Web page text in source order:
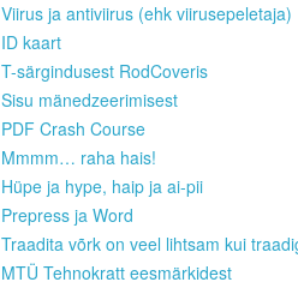
Viirus ja antiviirus (ehk viirusepeletaja)
ID kaart
T-särgindusest RodCoveris
Sisu mänedzeerimisest
PDF Crash Course
Mmmm… raha hais!
Hüpe ja hype, haip ja ai-pii
Prepress ja Word
Traadita võrk on veel lihtsam kui
MTÜ Tehnokratt eesmärkidest